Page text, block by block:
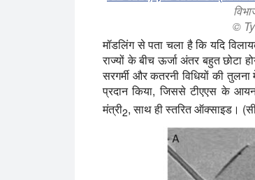
©
मॉडलिंग से पता चला है कि यदि
राज्यों के बीच ऊर्जा अंतर बहुत छोटा
सरगर्मी और कतरनी विधियों की
प्रदान किया, जिससे टीएएस के
मंत्री2, साथ ही स्तरित ऑक्साइड।